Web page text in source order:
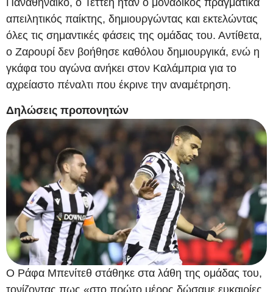
Παναθηναϊκό, ο Τεττέη ήταν ο μοναδικός πραγματικά
απειλητικός παίκτης, δημιουργώντας και εκτελώντας
όλες τις σημαντικές φάσεις της ομάδας του. Αντίθετα,
ο Ζαρουρί δεν βοήθησε καθόλου δημιουργικά, ενώ η
γκάφα του αγώνα ανήκει στον Καλάμπρια για το
αχρείαστο πέναλτι που έκρινε την αναμέτρηση.
Δηλώσεις προπονητών
Ο Ράφα Μπενίτεθ στάθηκε στα λάθη της ομάδας του,